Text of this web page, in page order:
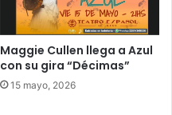
Maggie Cullen llega a Azul
con su gira “Décimas”
15 mayo, 2026